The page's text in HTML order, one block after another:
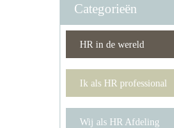
Categorieën
HR in de wereld
Ik als HR professional
Wij als HR Afdeling